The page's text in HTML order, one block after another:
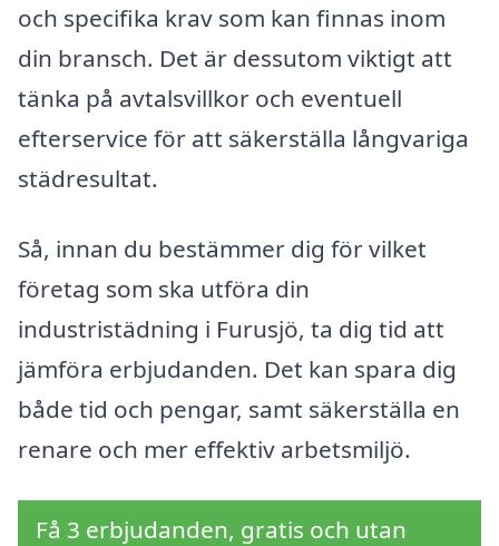
och specifika krav som kan finnas inom
din bransch. Det är dessutom viktigt att
tänka på avtalsvillkor och eventuell
efterservice för att säkerställa långvariga
städresultat.
Så, innan du bestämmer dig för vilket
företag som ska utföra din
industristädning i Furusjö, ta dig tid att
jämföra erbjudanden. Det kan spara dig
både tid och pengar, samt säkerställa en
renare och mer effektiv arbetsmiljö.
Få 3 erbjudanden, gratis och utan